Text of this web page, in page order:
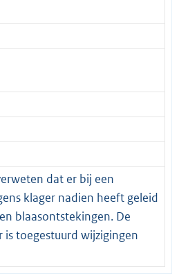
dat er bij een
klager nadien heeft geleid
blaasontstekingen. De
toegestuurd wijzigingen